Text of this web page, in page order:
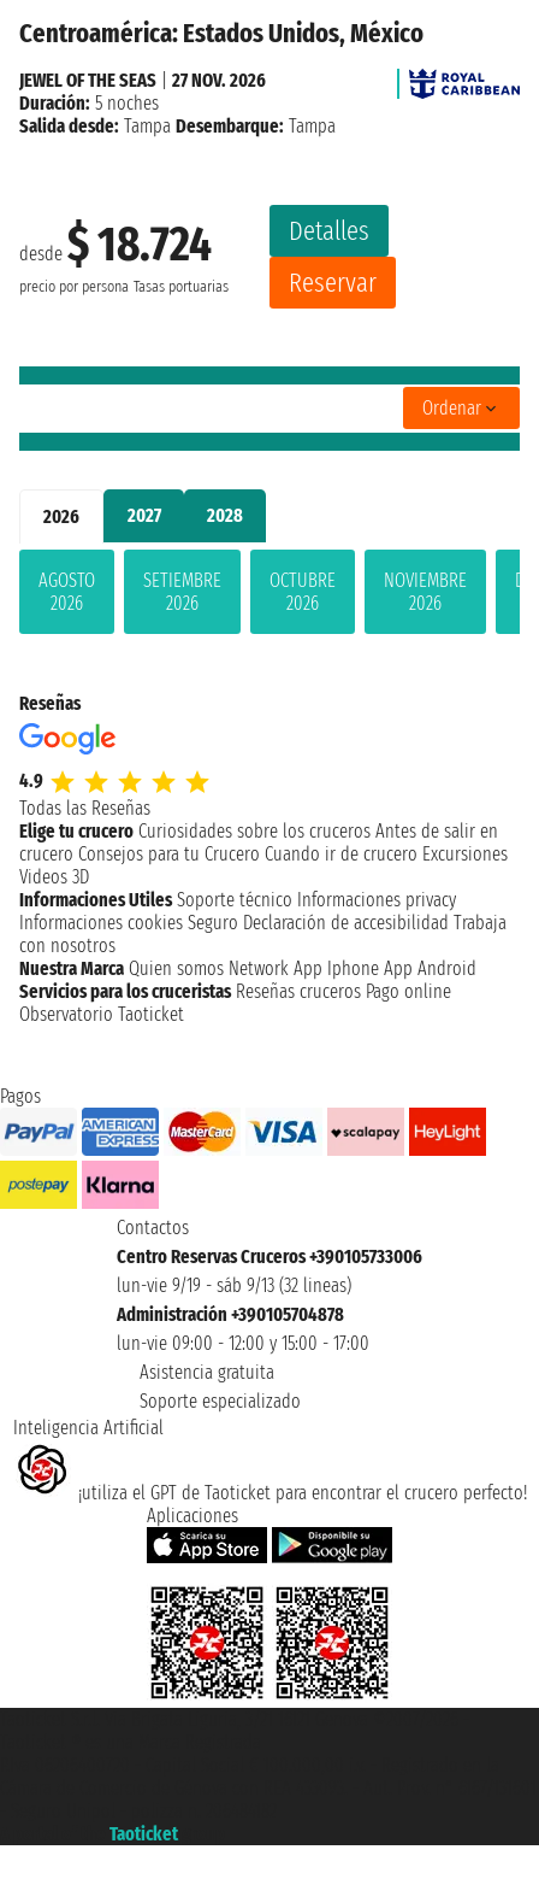
2026 2027 2028
AGOSTO
2026
SETIEMBRE
2026
OCTUBRE
2026
NOVIEMBRE
2026
Centroamérica: Estados Unidos, México
desde $ 18.724
precio por persona Tasas portuarias
Detalles
Reservar
JEWEL OF THE SEAS
27 NOV. 2026
Duración: 5 noches
Salida desde: Tampa Desembarque: Tampa
Ordenar
Reseñas
4.9
Todas las Reseñas
Elige tu crucero Curiosidades sobre los cruceros Antes de salir en
crucero Consejos para tu Crucero Cuando ir de crucero Excursiones
Videos 3D
Informaciones Utiles Soporte técnico Informaciones privacy
Informaciones cookies Seguro Declaración de accesibilidad Trabaja
con nosotros
Nuestra Marca Quien somos Network App Iphone App Android
Servicios para los cruceristas Reseñas cruceros Pago online
Observatorio Taoticket
Pagos
Contactos
Centro Reservas Cruceros +390105733006
lun-vie 9/19 - sáb 9/13 (32 lineas)
Administración +390105704878
lun-vie 09:00 - 12:00 y 15:00 - 17:00
Asistencia gratuita
Soporte especializado
Inteligencia Artificial
¡utiliza el GPT de Taoticket para encontrar el crucero perfecto!
Aplicaciones
Taoticket